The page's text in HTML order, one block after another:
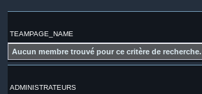
TEAMPAGE_NAME
Aucun membre trouvé pour ce critère de recherche.
ADMINISTRATEURS